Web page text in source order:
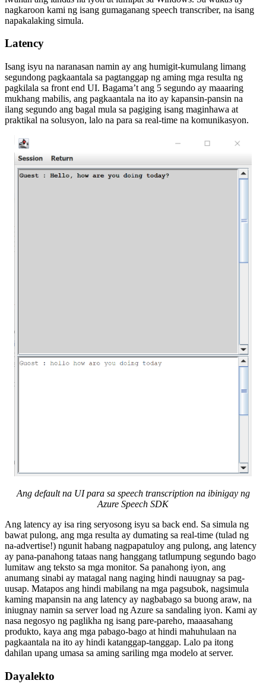
nagkaroon kami ng isang gumaganang speech transcriber, na isang
napakalaking simula.
Latency
Isang isyu na naranasan namin ay ang humigit-kumulang limang
segundong pagkaantala sa pagtanggap ng aming mga resulta ng
pagkilala sa front end UI. Bagama’t ang 5 segundo ay maaaring
mukhang mabilis, ang pagkaantala na ito ay kapansin-pansin na
ilang segundo ang bagal mula sa pagiging isang maginhawa at
praktikal na solusyon, lalo na para sa real-time na komunikasyon.
Ang default na UI para sa speech transcription na ibinigay ng
Azure Speech SDK
Ang latency ay isa ring seryosong isyu sa back end. Sa simula ng
bawat pulong, ang mga resulta ay dumating sa real-time (tulad ng
na-advertise!) ngunit habang nagpapatuloy ang pulong, ang latency
ay pana-panahong tataas nang hanggang tatlumpung segundo bago
lumitaw ang teksto sa mga monitor. Sa panahong iyon, ang
anumang sinabi ay matagal nang naging hindi nauugnay sa pag-
uusap. Matapos ang hindi mabilang na mga pagsubok, nagsimula
kaming mapansin na ang latency ay nagbabago sa buong araw, na
iniugnay namin sa server load ng Azure sa sandaling iyon. Kami ay
nasa negosyo ng paglikha ng isang pare-pareho, maaasahang
produkto, kaya ang mga pabago-bago at hindi mahuhulaan na
pagkaantala na ito ay hindi katanggap-tanggap. Lalo pa itong
dahilan upang umasa sa aming sariling mga modelo at server.
Dayalekto